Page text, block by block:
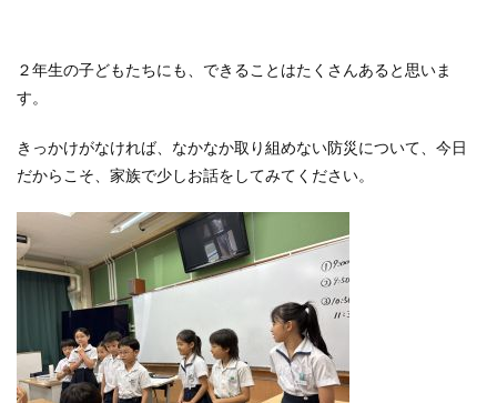
２年生の子どもたちにも、できることはたくさんあると思いま
す。
きっかけがなければ、なかなか取り組めない防災について、今日
だからこそ、家族で少しお話をしてみてください。